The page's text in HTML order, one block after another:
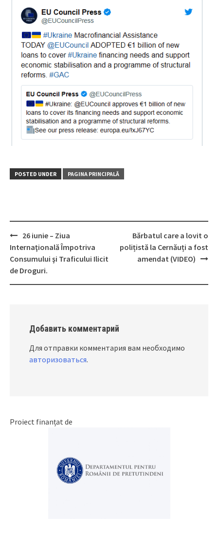
POSTED UNDER PAGINA PRINCIPALĂ
Post
navigation
26 iunie – Ziua
Internaţională Împotriva
Consumului şi Traficului Ilicit
de Droguri.
Bărbatul care a lovit o
polițistă la Cernăuți a fost
amendat (VIDEO)
Добавить комментарий
Для отправки комментария вам необходимо
авторизоваться.
Proiect finanțat de